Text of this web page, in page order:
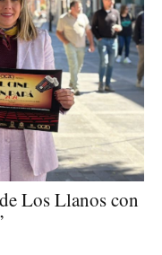
Los Llanos con